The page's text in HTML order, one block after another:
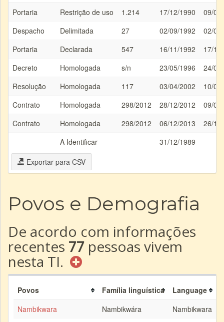
Portaria
Restrição de uso 1.214 17/12/1990
09/
Despacho
Delimitada 27 02/09/1992
02/
Portaria
Declarada 547 16/11/1992
17/
Decreto
Homologada s/n 23/05/1996
24/
Resolução
Homologada 117 03/04/2002
10/
Contrato
Homologada 298/2012 28/12/2012
09/
Contrato
Homologada 298/2012 06/12/2013
26/
A Identificar
31/12/1989
Exportar para CSV
Povos e Demografia
De acordo com informações
recentes 77 pessoas vivem
nesta TI.
Povos Família linguística
Language
Nambikwara
Nambikwára
Nambikwara